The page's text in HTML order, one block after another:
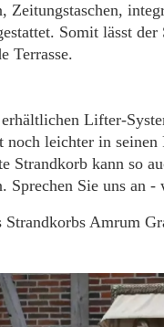
Zeitungstaschen,
Somit lässt
Terrasse.
Lifter-
noch leichter in
Strandkorb kann so
Sprechen Sie uns an -
Amrum